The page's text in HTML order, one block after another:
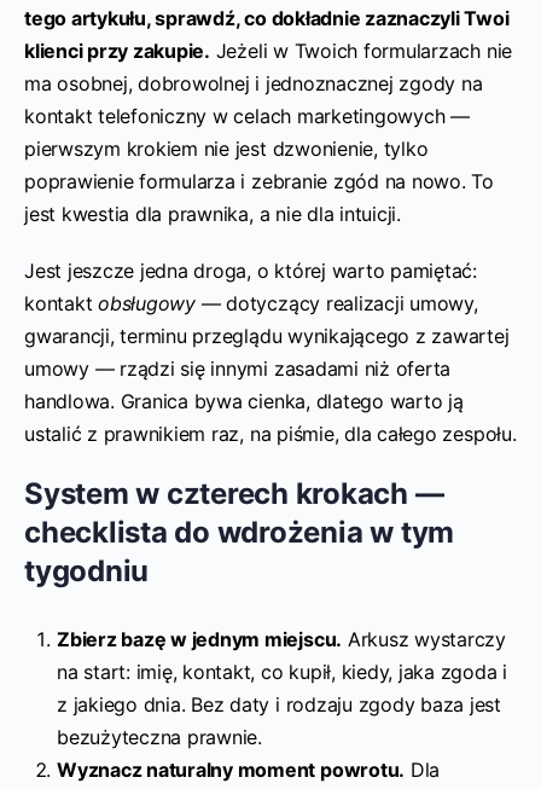
tego artykułu, sprawdź, co dokładnie zaznaczyli Twoi
klienci przy zakupie. Jeżeli w Twoich formularzach nie
ma osobnej, dobrowolnej i jednoznacznej zgody na
kontakt telefoniczny w celach marketingowych —
pierwszym krokiem nie jest dzwonienie, tylko
poprawienie formularza i zebranie zgód na nowo. To
jest kwestia dla prawnika, a nie dla intuicji.
Jest jeszcze jedna droga, o której warto pamiętać:
kontaktobsługowy— dotyczący realizacji umowy,
gwarancji, terminu przeglądu wynikającego z zawartej
umowy — rządzi się innymi zasadami niż oferta
handlowa. Granica bywa cienka, dlatego warto ją
ustalić z prawnikiem raz, na piśmie, dla całego zespołu.
System w czterech krokach —
checklista do wdrożenia w tym
tygodniu
Zbierz bazę w jednym miejscu. Arkusz wystarczy
na start: imię, kontakt, co kupił, kiedy, jaka zgoda i
z jakiego dnia. Bez daty i rodzaju zgody baza jest
bezużyteczna prawnie.
Wyznacz naturalny moment powrotu. Dla